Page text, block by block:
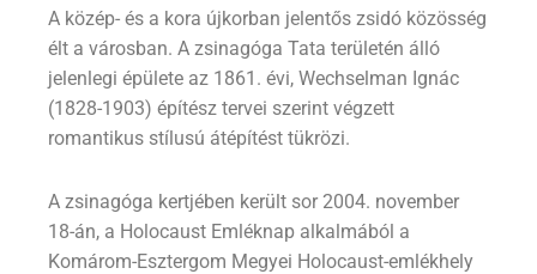
A közép- és a kora újkorban jelentős zsidó közösség
élt a városban. A zsinagóga Tata területén álló
jelenlegi épülete az 1861. évi, Wechselman Ignác
(1828-1903) építész tervei szerint végzett
romantikus stílusú átépítést tükrözi.
A zsinagóga kertjében került sor 2004. november
18-án, a Holocaust Emléknap alkalmából a
Komárom-Esztergom Megyei Holocaust-emlékhely